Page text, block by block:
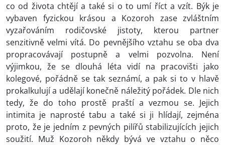
co od života chtějí a také si o to umí říct a vzít. Býk je
vybaven fyzickou krásou a Kozoroh zase zvláštním
vyzařováním rodičovské jistoty, kterou partner
senzitivně velmi vítá. Do pevnějšího vztahu se oba dva
propracovávají postupně a velmi pozvolna. Není
výjimkou, že se dlouhá léta vidí na pracovišti jako
kolegové, pořádně se tak seznámí, a pak si to v hlavě
prokalkulují a udělají konečně náležitý pořádek. Dle nich
tedy, že do toho prostě praští a vezmou se. Jejich
intimita je naprosté tabu a také si ji hlídají, zejména
proto, že je jedním z pevných pilířů stabilizujících jejich
soužití. Muž Kozoroh někdy bývá ve vztahu o něco